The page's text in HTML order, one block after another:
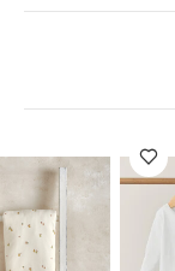
- 5 قطع